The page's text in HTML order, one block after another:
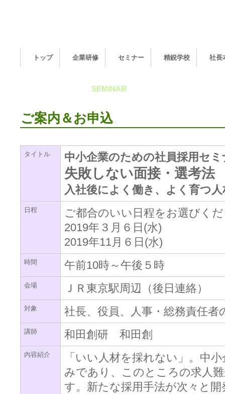
SEMINAR
ご案内＆お申込
タイトル 中小企業のための社員採用セミ
失敗しない面接・選考法
入社後によく働き、よく育つ
日程
ご都合のいい日程をお選びく
2019年３月６日(水)
2019年11月６日(水)
時間 午前10時～午後５時
会場 ＪＲ東京駅周辺（後日連絡）
対象 社長、役員、人事・総務責任者
講師 和田創研 和田創
内容紹介
「いい人材を採れない」。中
みであり、このところの求人
す。新たな採用手法が次々と
トップ 企業研修 セミナー 精鋭学校 社長